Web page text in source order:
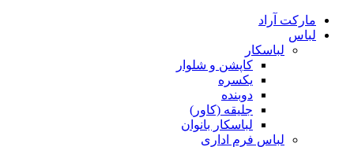
مارکت آراد
لباس
لباسکار
کاپشن و شلوار
یکسره
دوبنده
جلیقه (کاور)
لباسکار بانوان
لباس فرم اداری